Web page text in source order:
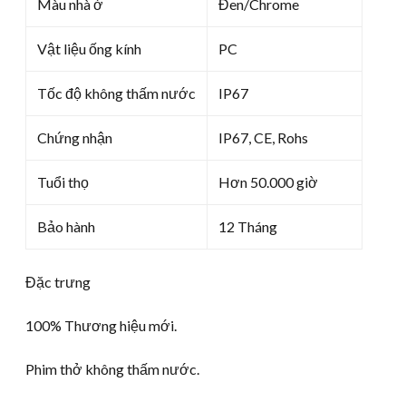
Màu nhà ở Đen/Chrome
Vật liệu ống kính PC
Tốc độ không thấm nước IP67
Chứng nhận IP67, CE, Rohs
Tuổi thọ Hơn 50.000 giờ
Bảo hành 12 Tháng
Đặc trưng
100% Thương hiệu mới.
Phim thở không thấm nước.